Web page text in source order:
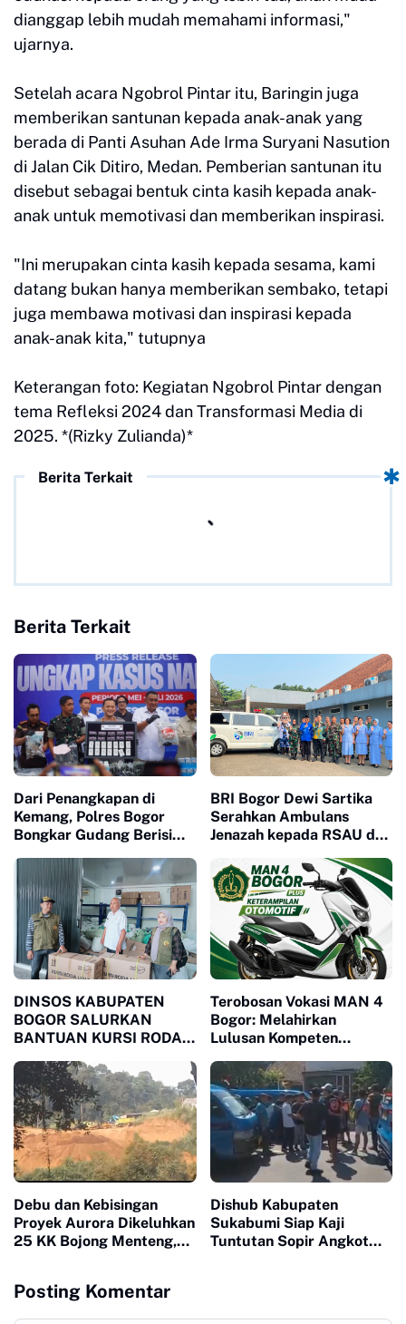
dianggap lebih mudah memahami informasi,"
ujarnya.
Setelah acara Ngobrol Pintar itu, Baringin juga
memberikan santunan kepada anak-anak yang
berada di Panti Asuhan Ade Irma Suryani Nasution
di Jalan Cik Ditiro, Medan. Pemberian santunan itu
disebut sebagai bentuk cinta kasih kepada anak-
anak untuk memotivasi dan memberikan inspirasi.
"Ini merupakan cinta kasih kepada sesama, kami
datang bukan hanya memberikan sembako, tetapi
juga membawa motivasi dan inspirasi kepada
anak-anak kita," tutupnya
Keterangan foto: Kegiatan Ngobrol Pintar dengan
tema Refleksi 2024 dan Transformasi Media di
2025. *(Rizky Zulianda)*
Berita Terkait
Berita Terkait
Dari Penangkapan di
Kemang, Polres Bogor
Bongkar Gudang Berisi
Terlarang
BRI Bogor Dewi Sartika
Serahkan Ambulans
Jenazah kepada RSAU dr.
Pelayanan Kemanusiaan
DINSOS KABUPATEN
BOGOR SALURKAN
BANTUAN KURSI RODA
JAWAB KEBUTUHAN
WARGA MEGAMENDUNG
DAN CIOMAS
Terobosan Vokasi MAN 4
Bogor: Melahirkan
Lulusan Kompeten
Keterampilan Otomotif
Debu dan Kebisingan
Proyek Aurora Dikeluhkan
25 KK Bojong Menteng,
Dishub Kabupaten
Sukabumi Siap Kaji
Tuntutan Sopir Angkot
Posting Komentar